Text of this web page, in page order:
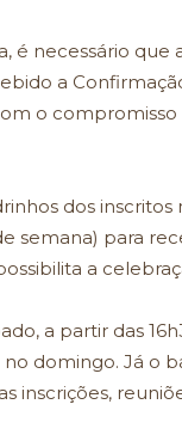
é necessário que
a
o compromisso
dos inscritos
semana) para
a
a partir das
no domingo. Já o
inscrições,